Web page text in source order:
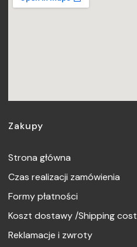
Linki w stopce
Zakupy
Strona główna
Czas realizacji zamówienia
Formy płatności
Koszt dostawy /Shipping cost
Reklamacje i zwroty